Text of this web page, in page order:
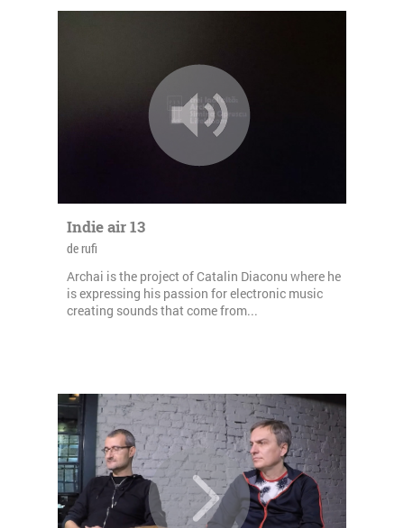
Indie air 13
de rufi
Archai is the project of Catalin Diaconu where he
is expressing his passion for electronic music
creating sounds that come from...